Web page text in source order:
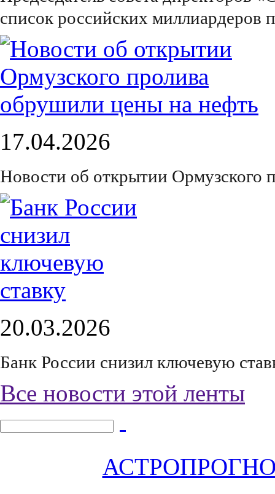
список российских миллиардеров
17.04.2026
Новости об открытии Ормузского
20.03.2026
Банк России снизил ключевую
Все новости этой ленты